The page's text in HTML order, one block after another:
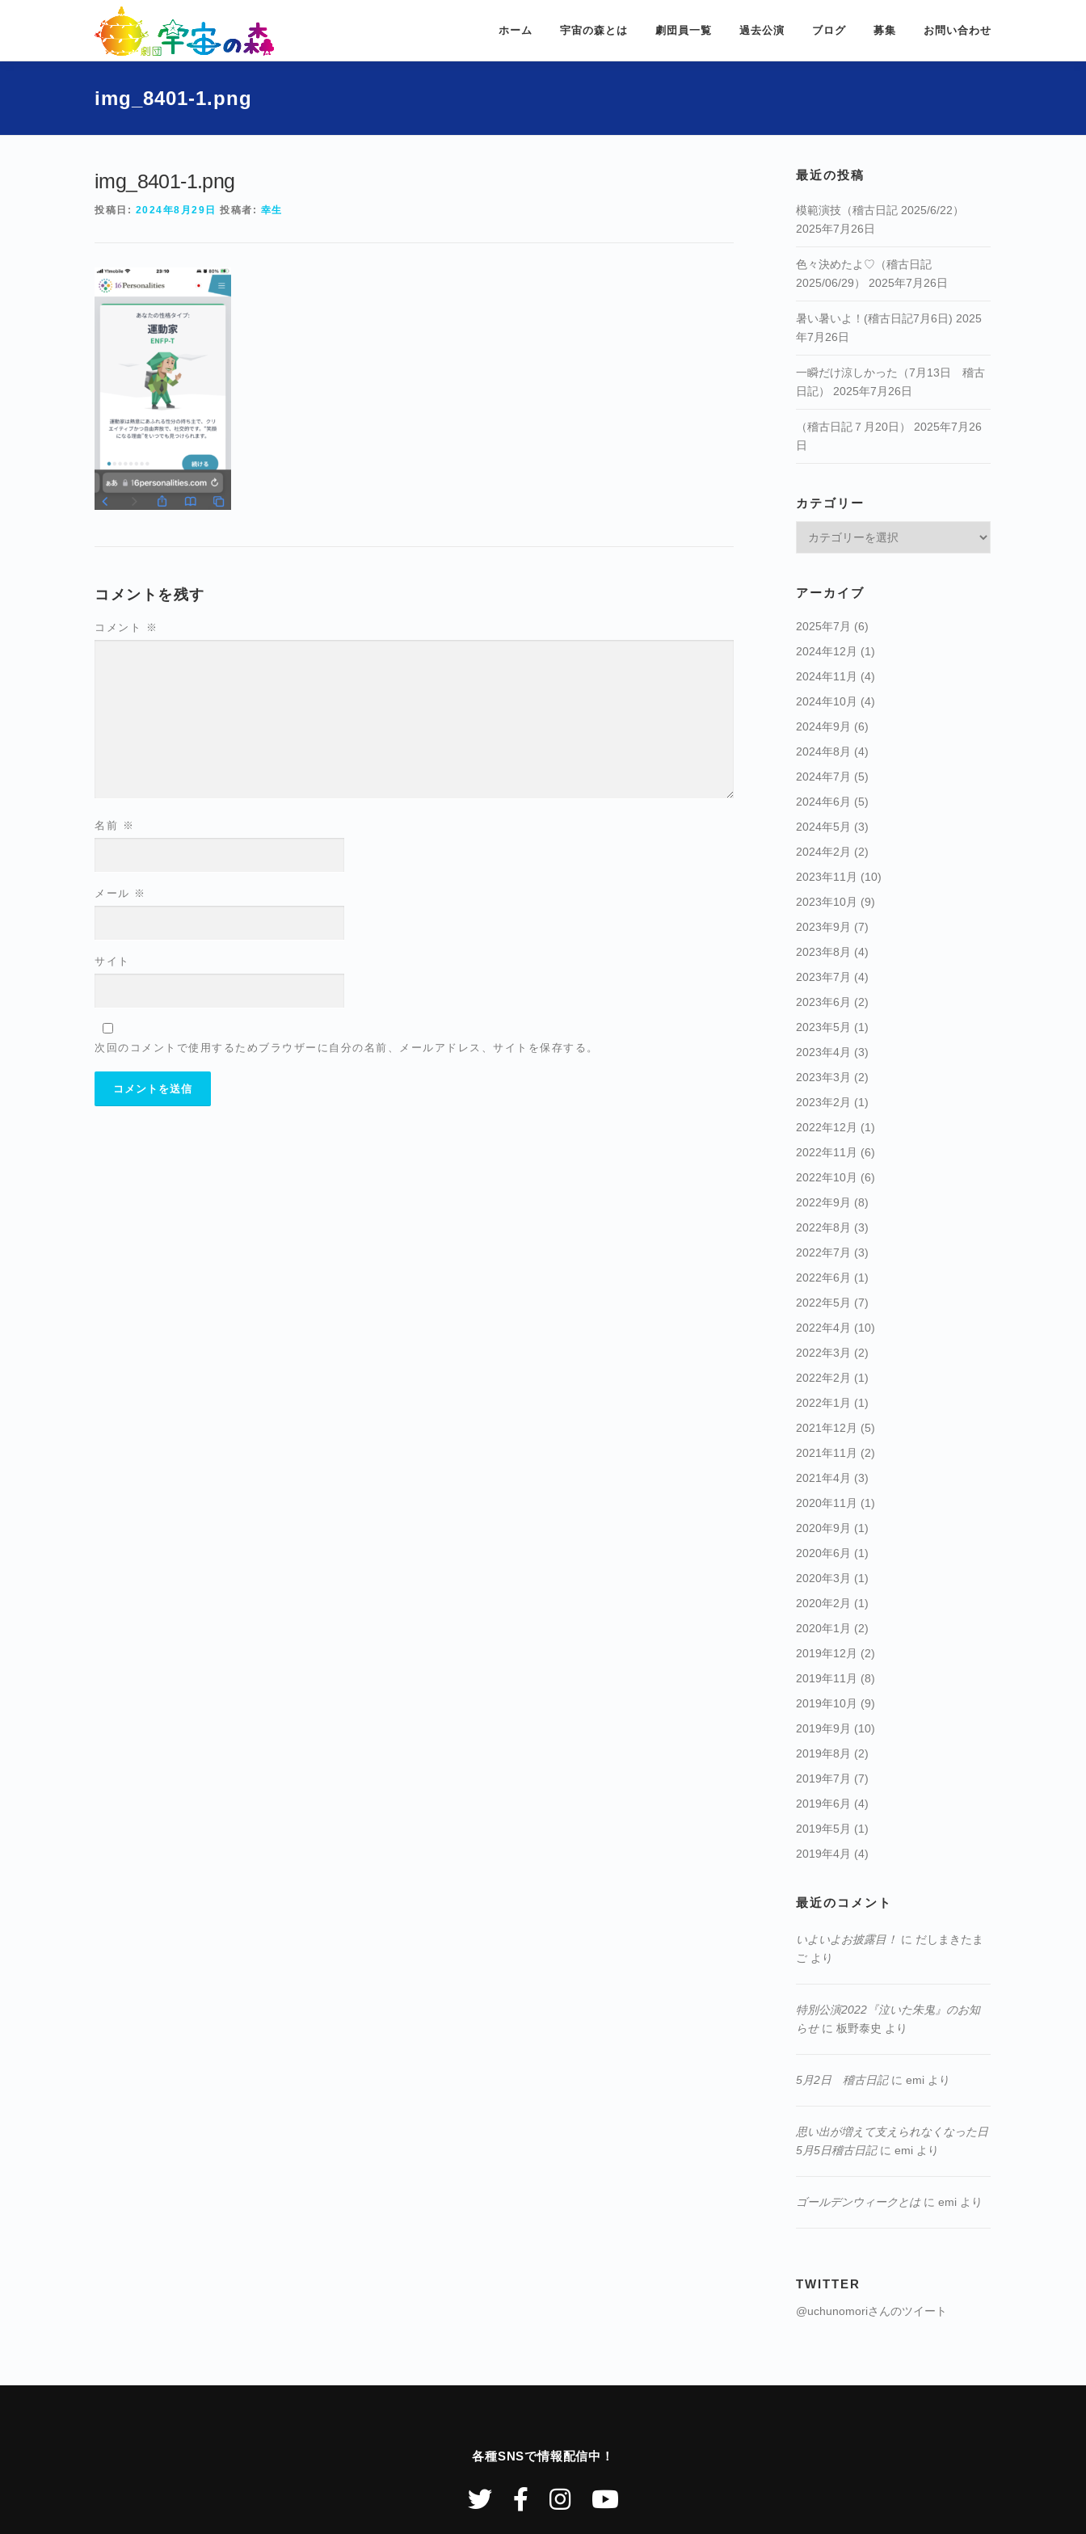
ン
キ
ホーム 宇宙の森とは 劇団員一覧 過去公演 ブログ 募集 お問い合わせ
img_8401-1.png
img_8401-1.png
投稿日: 2024年8月29日 投稿者: 幸生
コメントを残す
コメント ※
名前 ※
メール ※
サイト
次回のコメントで使用するためブラウザーに自分の名前、メールアドレス、サイトを保存する。
最近の投稿
模範演技（稽古日記 2025/6/22）
2025年7月26日
色々決めたよ♡（稽古日記
2025/06/29）
2025年7月26日
暑い暑いよ！(稽古日記7月6日) 2025
年7月26日
一瞬だけ涼しかった（7月13日 稽古
日記）
2025年7月26日
（稽古日記７月20日）
2025年7月26
日
カテゴリー
アーカイブ
2025年7月 (6)
2024年12月 (1)
2024年11月 (4)
2024年10月 (4)
2024年9月 (6)
2024年8月 (4)
2024年7月 (5)
2024年6月 (5)
2024年5月 (3)
2024年2月 (2)
2023年11月 (10)
2023年10月 (9)
2023年9月 (7)
2023年8月 (4)
2023年7月 (4)
2023年6月 (2)
2023年5月 (1)
2023年4月 (3)
2023年3月 (2)
2023年2月 (1)
2022年12月 (1)
2022年11月 (6)
2022年10月 (6)
2022年9月 (8)
2022年8月 (3)
2022年7月 (3)
2022年6月 (1)
2022年5月 (7)
2022年4月 (10)
2022年3月 (2)
2022年2月 (1)
2022年1月 (1)
2021年12月 (5)
2021年11月 (2)
2021年4月 (3)
2020年11月 (1)
2020年9月 (1)
2020年6月 (1)
2020年3月 (1)
2020年2月 (1)
2020年1月 (2)
2019年12月 (2)
2019年11月 (8)
2019年10月 (9)
2019年9月 (10)
2019年8月 (2)
2019年7月 (7)
2019年6月 (4)
2019年5月 (1)
2019年4月 (4)
最近のコメント
いよいよお披露目！ に だしまきたま
ご より
特別公演2022『泣いた朱鬼』のお知
らせに 板野泰史 より
5月2日 稽古日記に emi より
思い出が増えて支えられなくなった日
5月5日稽古日記に emi より
ゴールデンウィークとはに emi より
TWITTER
@uchunomoriさんのツイート
各種SNSで情報配信中！